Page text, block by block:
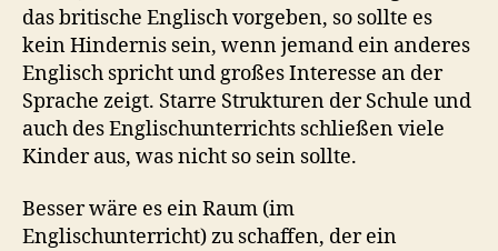
das britische Englisch vorgeben, so sollte es
kein Hindernis sein, wenn jemand ein anderes
Englisch spricht und großes Interesse an der
Sprache zeigt. Starre Strukturen der Schule und
auch des Englischunterrichts schließen viele
Kinder aus, was nicht so sein sollte.
Besser wäre es ein Raum (im
Englischunterricht) zu schaffen, der ein